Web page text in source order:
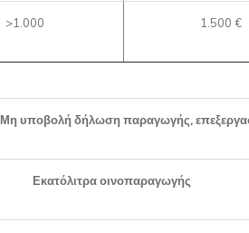
>1.000 1.500 €
Μη υποβολή δήλωση παραγωγής,
Εκατόλιτρα οινοπαραγωγής